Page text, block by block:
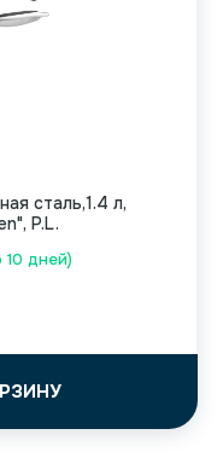
дней)
сталь,1.4 л,
P.L.